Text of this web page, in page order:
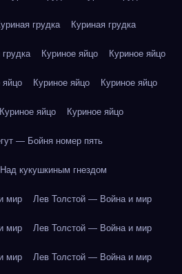
грудка Куриная грудка
грудка Куриное яйцо Куриное яйцо
яйцо Куриное яйцо Куриное яйцо
Куриное яйцо Куриное яйцо
— Бойня номер пять
кукушкиным гнездом
мир Лев Толстой — Война и мир
мир Лев Толстой — Война и мир
мир Лев Толстой — Война и мир